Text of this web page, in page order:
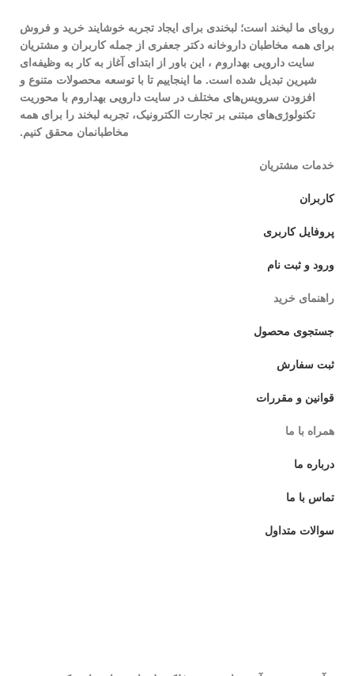
رویای ما لبخند است؛ لبخندی برای ایجاد تجربه خوشایند خرید و فروش
برای همه مخاطبان داروخانه دکتر جعفری از جمله کاربران و مشتریان
سایت دارویی بهداروم ، این باور از ابتدای آغاز به کار به وظیفه‌ای
شیرین تبدیل شده است. ما اینجاییم تا با توسعه محصولات متنوع و
افزودن سرویس‌های مختلف در سایت دارویی بهداروم با محوریت
تکنولوژی‌های مبتنی بر تجارت الکترونیک، تجربه لبخند را برای همه
مخاطبانمان محقق کنیم.
خدمات مشتریان
کاربران
پروفایل کاربری
ورود و ثبت نام
راهنمای خرید
جستجوی محصول
ثبت سفارش
قوانین و مقررات
همراه با ما
درباره ما
تماس با ما
سوالات متداول